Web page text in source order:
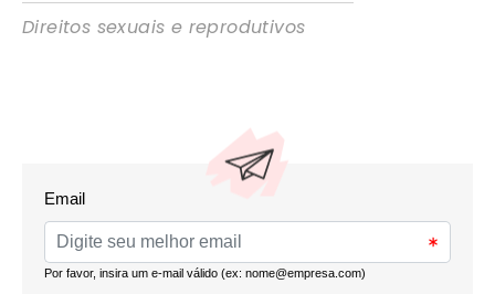
Direitos sexuais e reprodutivos